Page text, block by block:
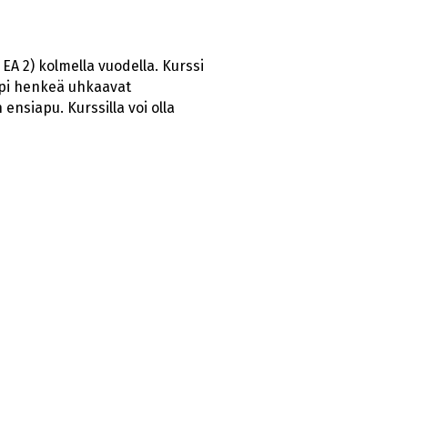
2) kolmella vuodella. Kurssi
henkeä uhkaavat
Kurssilla voi olla